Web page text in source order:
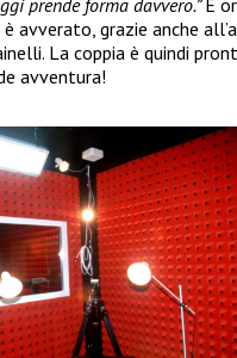
prende forma davvero.”E
avverato, grazie anche
La coppia è quindi
avventura!